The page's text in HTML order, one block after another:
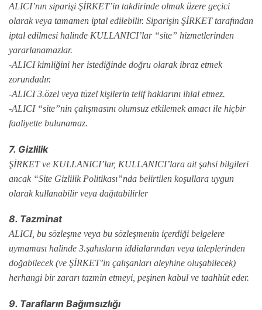
ALICI’nın siparişi ŞİRKET’in takdirinde olmak üzere geçici
olarak veya tamamen iptal edilebilir. Siparişin ŞİRKET tarafından
iptal edilmesi halinde KULLANICI’lar “site” hizmetlerinden
yararlanamazlar.
-ALICI kimliğini her istediğinde doğru olarak ibraz etmek
zorundadır.
-ALICI 3.özel veya tüzel kişilerin telif haklarını ihlal etmez.
-ALICI “site”nin çalışmasını olumsuz etkilemek amacı ile hiçbir
faaliyette bulunamaz.
7. Gizlilik
ŞİRKET ve KULLANICI’lar, KULLANICI’lara ait şahsi bilgileri
ancak “Site Gizlilik Politikası”nda belirtilen koşullara uygun
olarak kullanabilir veya dağıtabilirler
8. Tazminat
ALICI, bu sözleşme veya bu sözleşmenin içerdiği belgelere
uymaması halinde 3.şahısların iddialarından veya taleplerinden
doğabilecek (ve ŞİRKET’in çalışanları aleyhine oluşabilecek)
herhangi bir zararı tazmin etmeyi, peşinen kabul ve taahhüt eder.
9. Tarafların Bağımsızlığı